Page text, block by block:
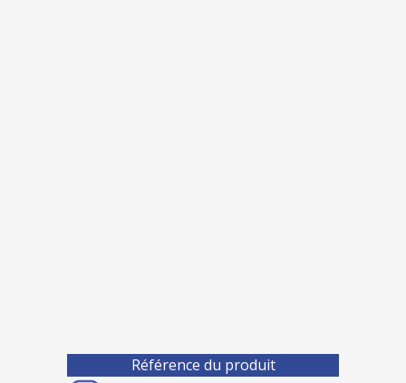
Référence du produit